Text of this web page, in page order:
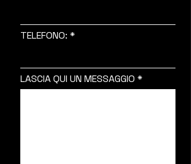
TELEFONO:
LASCIA QUI UN MESSAGGIO